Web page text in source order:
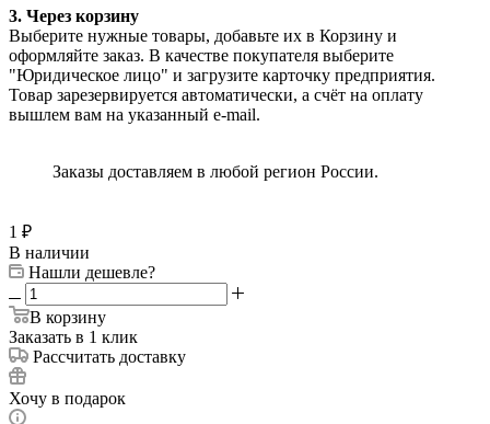
3. Через корзину
Выберите нужные товары, добавьте их в Корзину и
оформляйте заказ. В качестве покупателя выберите
"Юридическое лицо" и загрузите карточку предприятия.
Товар зарезервируется автоматически, а счёт на оплату
вышлем вам на указанный e-mail.
Заказы доставляем в любой регион России.
1 ₽
В наличии
Нашли дешевле?
В корзину
Заказать в 1 клик
Рассчитать доставку
Хочу в подарок